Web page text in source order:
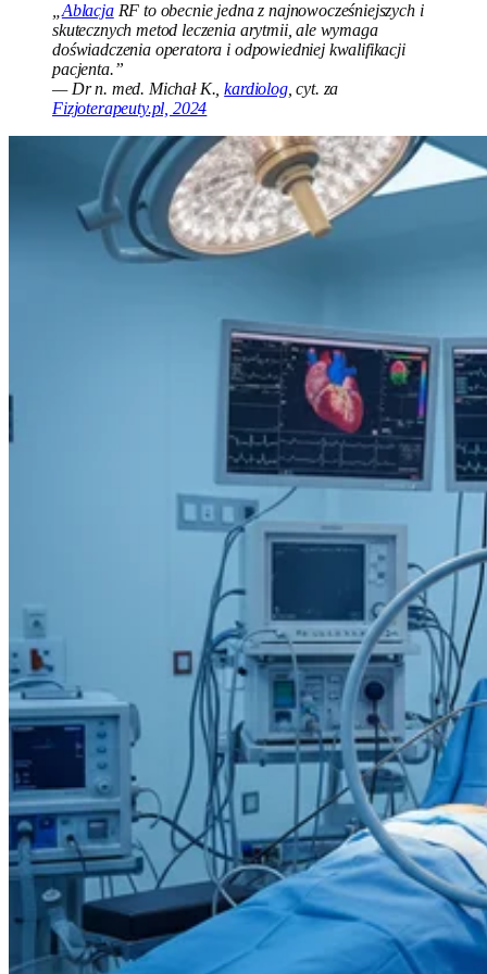
AblacjaRF to obecnie jedna z najnowocześniejszych i
skutecznych metod leczenia arytmii, ale wymaga
doświadczenia operatora i odpowiedniej kwalifikacji
pacjenta.”
— Dr n. med. Michał K.,kardiolog, cyt. za
Fizjoterapeuty.pl, 2024